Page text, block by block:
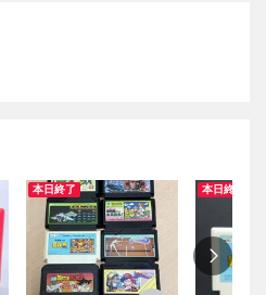
本日終了 本日終了